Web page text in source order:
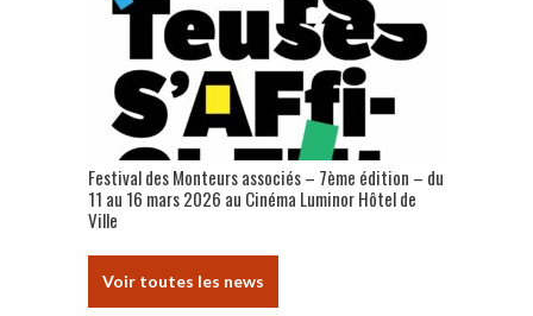
Festival des Monteurs associés – 7ème édition – du
11 au 16 mars 2026 au Cinéma Luminor Hôtel de
Ville
Voir toutes les news